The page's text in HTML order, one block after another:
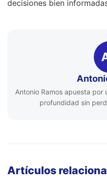
decisiones bien
Antonio Ramos apuesta
profundidad sin
Artículos